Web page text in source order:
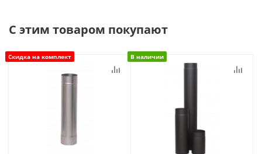
С этим товаром покупают
Скидка на комплект В наличии